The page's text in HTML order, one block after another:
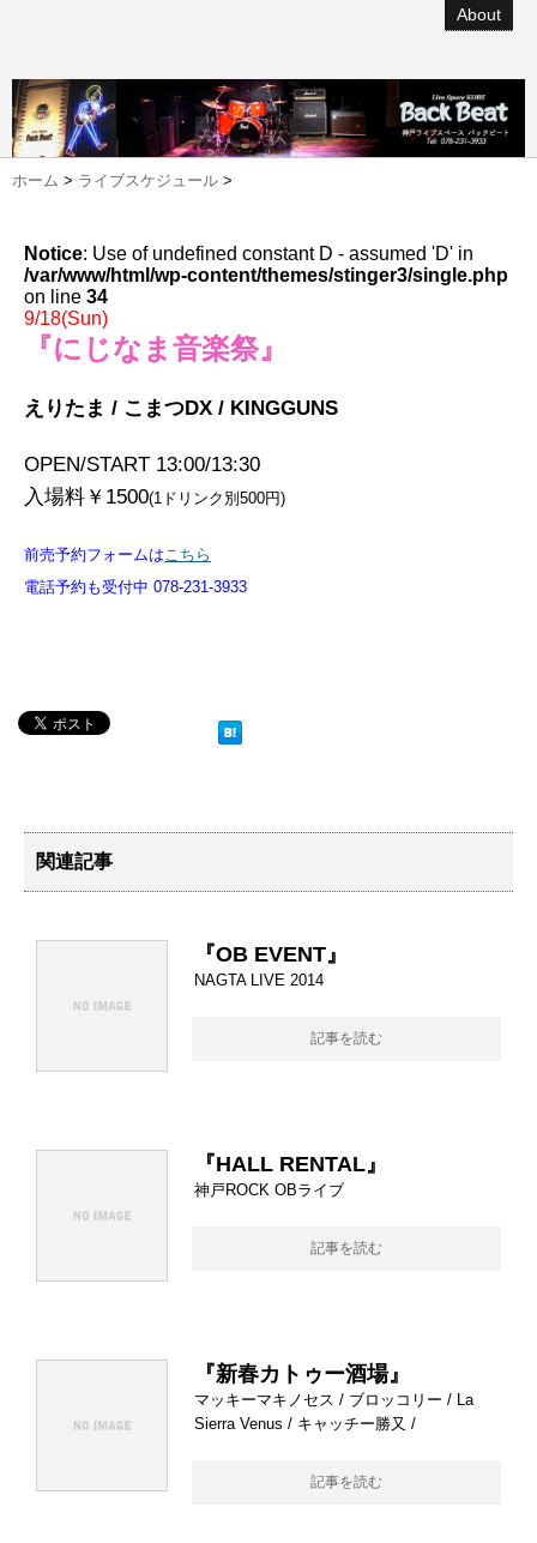
About
ホーム > ライブスケジュール >
Notice: Use of undefined constant D - assumed 'D' in
/var/www/html/wp-content/themes/stinger3/single.php
on line 34
9/18(Sun)
『にじなま音楽祭』
えりたま / こまつDX / KINGGUNS
OPEN/START 13:00/13:30
入場料￥1500(1ドリンク別500円)
前売予約フォームはこちら
電話予約も受付中 078-231-3933
関連記事
『OB EVENT』
NAGTA LIVE 2014
記事を読む
『HALL RENTAL』
神戸ROCK OBライブ
記事を読む
『新春カトゥー酒場』
マッキーマキノセス / ブロッコリー / La
Sierra Venus / キャッチー勝又 /
記事を読む